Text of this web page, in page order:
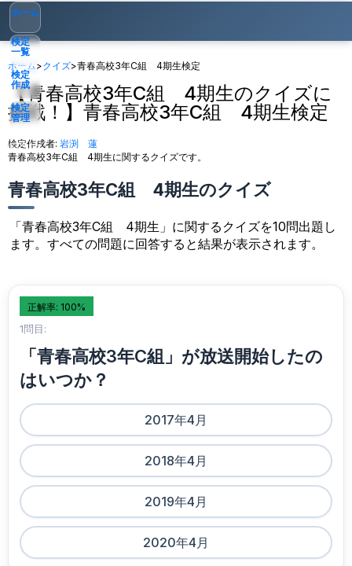
ホーム
検定
一覧
検定
作成
検定
管理
ゲスト▾
ホーム>クイズ>青春高校3年C組 4期生検定
【青春高校3年C組 4期生のクイズに
挑戦！】青春高校3年C組 4期生検定
検定作成者: 岩渕 蓮
青春高校3年C組 4期生に関するクイズです。
青春高校3年C組 4期生のクイズ
「青春高校3年C組 4期生」に関するクイズを10問出題し
ます。すべての問題に回答すると結果が表示されます。
正解率: 100%
1問目:
「青春高校3年C組」が放送開始したの
はいつか？
2017年4月
2018年4月
2019年4月
2020年4月